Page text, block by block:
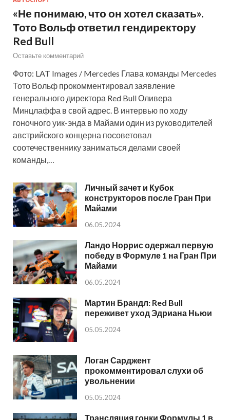
«Не понимаю, что он хотел сказать».
Тото Вольф ответил гендиректору
Red Bull
Оставьте комментарий
Фото: LAT Images / Mercedes Глава команды Mercedes
Тото Вольф прокомментировал заявление
генерального директора Red Bull Оливера
Минцлаффа в свой адрес. В интервью по ходу
гоночного уик-энда в Майами один из руководителей
австрийского концерна посоветовал
соотечественнику заниматься делами своей
команды,…
Личный зачет и Кубок
конструкторов после Гран При
Майами
06.05.2024
Ландо Норрис одержал первую
победу в Формуле 1 на Гран При
Майами
06.05.2024
Мартин Брандл: Red Bull
переживет уход Эдриана Ньюи
05.05.2024
Логан Сарджент
прокомментировал слухи об
увольнении
05.05.2024
Трансляция гонки Формулы 1 в